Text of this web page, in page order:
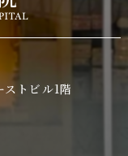
トビル1階